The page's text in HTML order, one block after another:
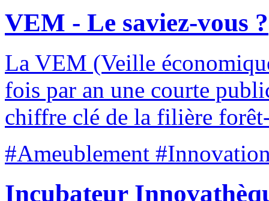
VEM - Le saviez-vous ?
La VEM (Veille
fois par an une courte
chiffre clé de la filière
#Ameublement
Incubateur